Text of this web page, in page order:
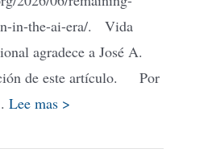
in-the-ai-era/. Vida
agradece a José A.
de este artículo. Por
Lee mas >